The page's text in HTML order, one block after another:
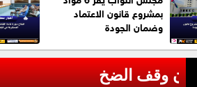
بمشروع قانون الاعتماد
وضمان الجودة
عاجل| مصرع طيارين في تحطم